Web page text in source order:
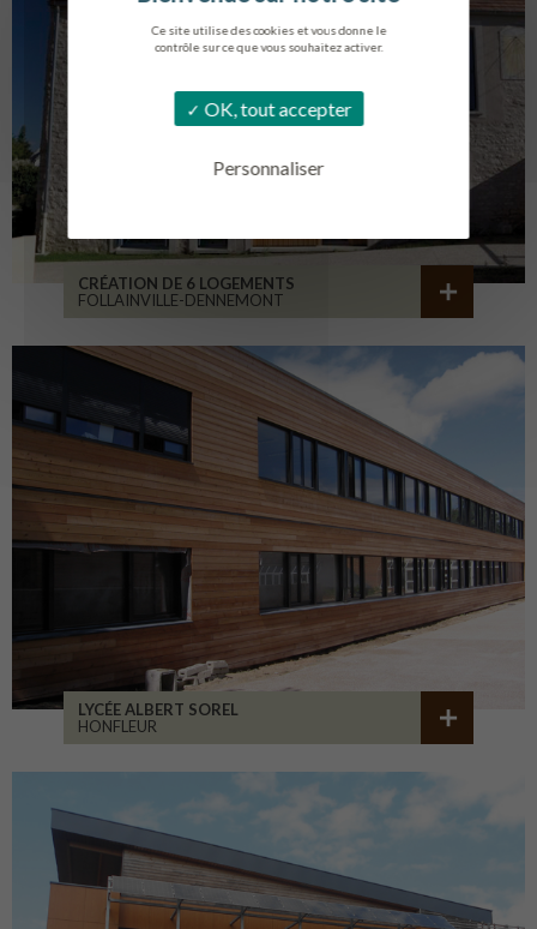
Ce site utilise des cookies et vous donne le
contrôle sur ce que vous souhaitez activer.
OK, tout accepter
Personnaliser
CRÉATION DE 6 LOGEMENTS
FOLLAINVILLE-DENNEMONT
LYCÉE ALBERT SOREL
HONFLEUR